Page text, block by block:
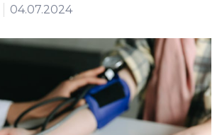
04.07.2024